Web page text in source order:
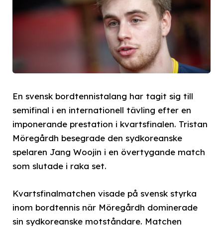
En svensk bordtennistalang har tagit sig till
semifinal i en internationell tävling efter en
imponerande prestation i kvartsfinalen. Tristan
Möregårdh besegrade den sydkoreanske
spelaren Jang Woojin i en övertygande match
som slutade i raka set.
Kvartsfinalmatchen visade på svensk styrka
inom bordtennis när Möregårdh dominerade
sin sydkoreanske motståndare. Matchen